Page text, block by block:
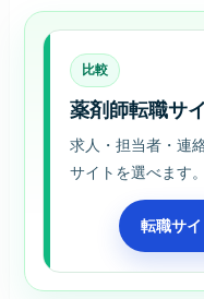
比較
薬剤師転職サ
求人・担当者・連
サイトを選べます。
転職サ